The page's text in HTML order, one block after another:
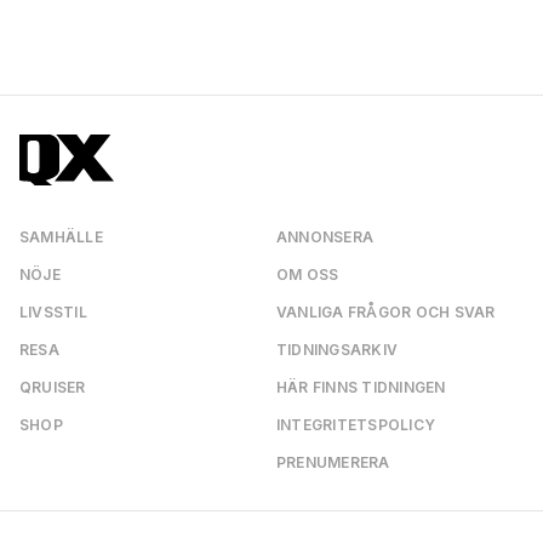
SAMHÄLLE
NÖJE
LIVSSTIL
RESA
QRUISER
SHOP
ANNONSERA
OM OSS
VANLIGA FRÅGOR OCH SVAR
TIDNINGSARKIV
HÄR FINNS TIDNINGEN
INTEGRITETSPOLICY
PRENUMERERA